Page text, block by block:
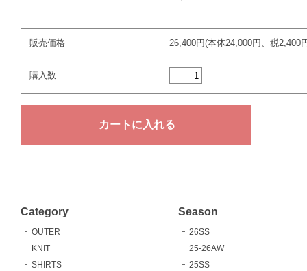
販売価格 26,400円(本体24,000円、税2,400
購入数
Category
OUTER
KNIT
SHIRTS
Season
26SS
25-26AW
25SS